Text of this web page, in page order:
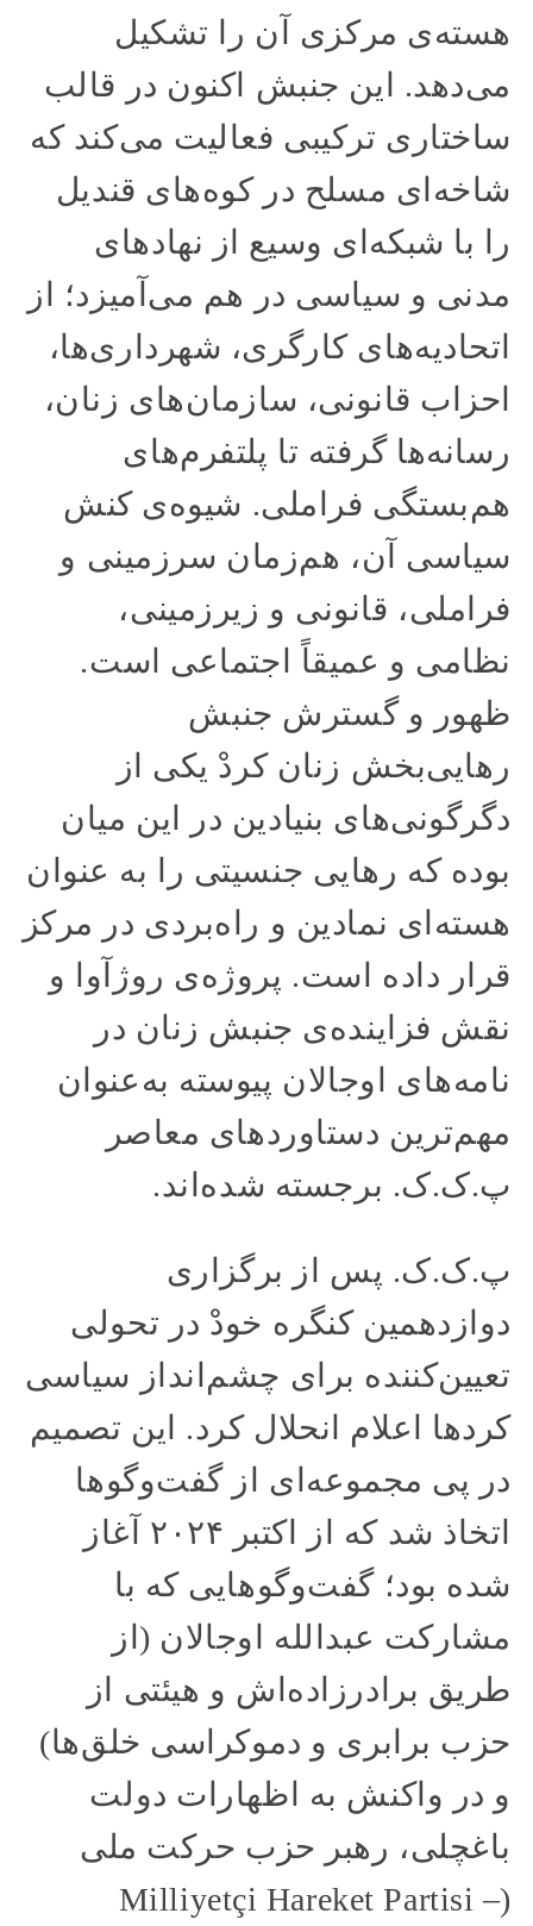
هسته‌ی مرکزی آن را تشکیل
می‌دهد. این جنبش اکنون در قالب
ساختاری ترکیبی فعالیت می‌کند که
شاخه‌ای مسلح در کوه‌های قندیل
را با شبکه‌ای وسیع از نهادهای
مدنی و سیاسی در هم می‌آمیزد؛ از
اتحادیه‌های کارگری، شهرداری‌ها،
احزاب قانونی، سازمان‌های زنان،
رسانه‌ها گرفته تا پلتفرم‌های
هم‌بستگی فراملی. شیوه‌ی کنش
سیاسی آن، هم‌زمان سرزمینی و
فراملی، قانونی و زیرزمینی،
نظامی و عمیقاً اجتماعی است.
ظهور و گسترش جنبش
رهایی‌بخش زنان کردْ یکی از
دگرگونی‌های بنیادین در این میان
بوده که رهایی جنسیتی را به عنوان
هسته‌ای نمادین و راه‌بردی در مرکز
قرار داده است. پروژه‌ی روژآوا و
نقش فزاینده‌ی جنبش زنان در
نامه‌های اوجالان پیوسته به‌عنوان
مهم‌ترین دستاوردهای معاصر
پ.ک.ک. برجسته شده‌اند.
پ.ک.ک. پس از برگزاری
دوازدهمین کنگره خودْ در تحولی
تعیین‌کننده برای چشم‌انداز سیاسی
کردها اعلام انحلال کرد. این تصمیم
در پی مجموعه‌ای از گفت‌وگوها
اتخاذ شد که از اکتبر ۲۰۲۴ آغاز
شده بود؛ گفت‌وگوهایی که با
مشارکت عبدالله اوجالان (از
طریق برادرزاده‌اش و هیئتی از
حزب برابری و دموکراسی خلق‌ها)
و در واکنش به اظهارات دولت
باغچلی، رهبر حزب حرکت ملی
(Milliyetçi Hareket Partisi –